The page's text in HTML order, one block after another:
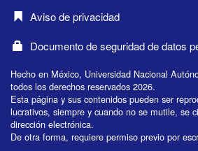
Aviso de privacidad
Documento de seguridad de datos
Hecho en México, Universidad Nacional
todos los derechos reservados 2026.
Esta página y sus contenidos pueden ser
lucrativos, siempre y cuando no se mutile, se
dirección electrónica.
De otra forma, requiere permiso previo por